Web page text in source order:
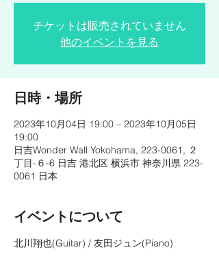
チケットは販売されていません
他のイベントを見る
日時・場所
2023年10月04日 19:00 – 2023年10月05日
19:00
日吉Wonder Wall Yokohama, 223-0061, ２
丁目-６-6 日吉 港北区 横浜市 神奈川県 223-
0061 日本
イベントについて
北川翔也(Guitar) / 友田ジュン(Piano)